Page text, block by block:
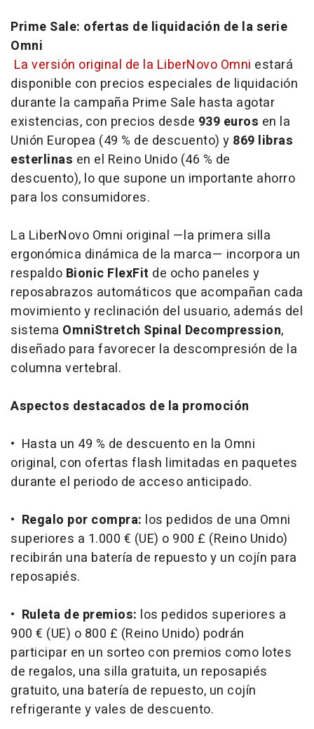
Prime Sale: ofertas de liquidación de la serie
Omni
La versión original de la LiberNovo Omni estará
disponible con precios especiales de liquidación
durante la campaña Prime Sale hasta agotar
existencias, con precios desde 939 euros en la
Unión Europea (49 % de descuento) y 869 libras
esterlinas en el Reino Unido (46 % de
descuento), lo que supone un importante ahorro
para los consumidores.
La LiberNovo Omni original —la primera silla
ergonómica dinámica de la marca— incorpora un
respaldo Bionic FlexFit de ocho paneles y
reposabrazos automáticos que acompañan cada
movimiento y reclinación del usuario, además del
sistema OmniStretch Spinal Decompression,
diseñado para favorecer la descompresión de la
columna vertebral.
Aspectos destacados de la promoción
• Hasta un 49 % de descuento en la Omni
original, con ofertas flash limitadas en paquetes
durante el periodo de acceso anticipado.
• Regalo por compra: los pedidos de una Omni
superiores a 1.000 € (UE) o 900 £ (Reino Unido)
recibirán una batería de repuesto y un cojín para
reposapiés.
• Ruleta de premios: los pedidos superiores a
900 € (UE) o 800 £ (Reino Unido) podrán
participar en un sorteo con premios como lotes
de regalos, una silla gratuita, un reposapiés
gratuito, una batería de repuesto, un cojín
refrigerante y vales de descuento.